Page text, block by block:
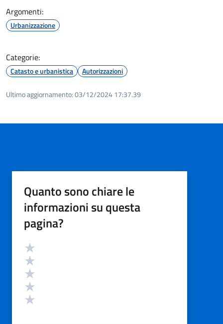
Argomenti:
Urbanizzazione
Categorie:
Catasto e urbanistica Autorizzazioni
Ultimo aggiornamento:03/12/2024 17:37.39
Quanto sono chiare le
informazioni su questa
pagina?
Valutazione